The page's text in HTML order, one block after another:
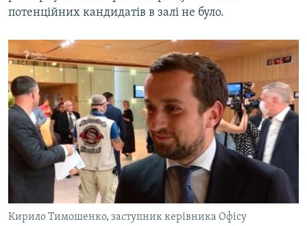
потенційних кандидатів в залі не було.
Кирило Тимошенко, заступник керівника Офісу